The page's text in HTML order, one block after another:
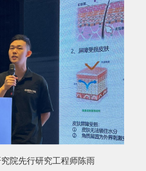
先行研究工程师陈雨